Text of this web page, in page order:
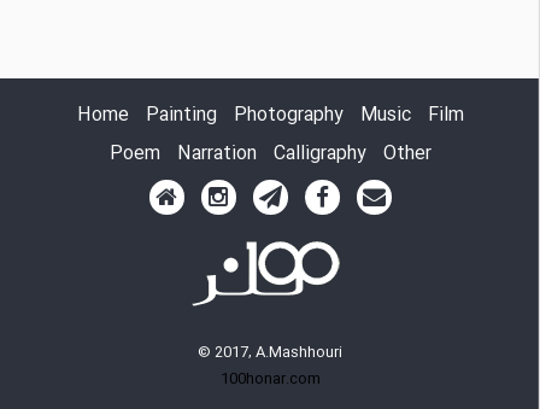
Home Painting Photography Music
Film
Poem
Narration Calligraphy Other
© 2017, A.Mashhouri
100honar.com